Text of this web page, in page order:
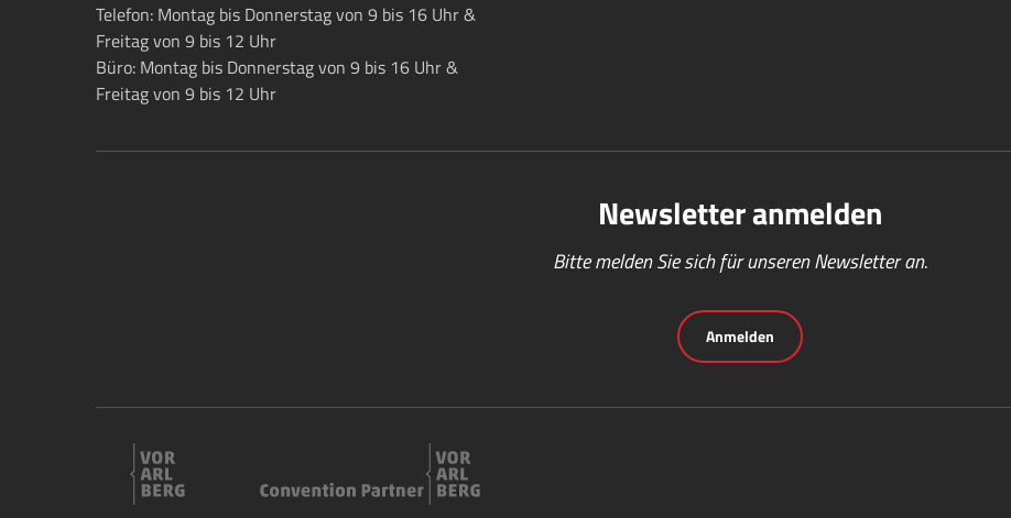
Telefon: Montag bis Donnerstag von 9 bis 16 Uhr &
Freitag von 9 bis 12 Uhr
Büro: Montag bis Donnerstag von 9 bis 16 Uhr &
Freitag von 9 bis 12 Uhr
Newsletter anmelden
Bitte melden Sie sich für unseren Newsletter an.
Anmelden